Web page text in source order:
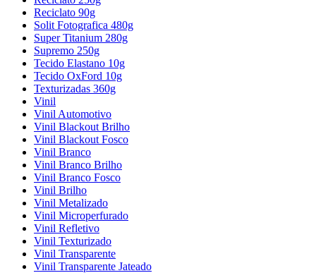
Reciclato 90g
Solit Fotografica 480g
Super Titanium 280g
Supremo 250g
Tecido Elastano 10g
Tecido OxFord 10g
Texturizadas 360g
Vinil
Vinil Automotivo
Vinil Blackout Brilho
Vinil Blackout Fosco
Vinil Branco
Vinil Branco Brilho
Vinil Branco Fosco
Vinil Brilho
Vinil Metalizado
Vinil Microperfurado
Vinil Refletivo
Vinil Texturizado
Vinil Transparente
Vinil Transparente Jateado